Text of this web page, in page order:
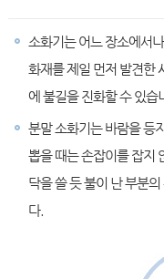
소화기는 어느 장소에서
화재를 제일 먼저 발견한
에 불길을 진화할 수 있습
분말 소화기는 바람을 등
뽑을 때는 손잡이를 잡지
닥을 쓸 듯 불이 난 부분
다.